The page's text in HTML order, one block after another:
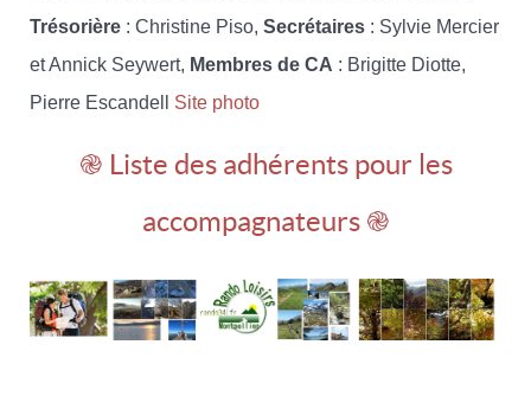
Trésorière : Christine Piso, Secrétaires : Sylvie Mercier
et Annick Seywert, Membres de CA : Brigitte Diotte,
Pierre Escandell Site photo
֎ Liste des adhérents pour les
accompagnateurs ֎